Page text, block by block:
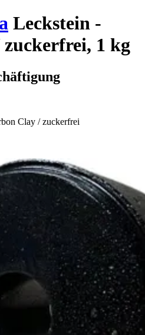
Leckstein -
1 kg
Clay / zuckerfrei